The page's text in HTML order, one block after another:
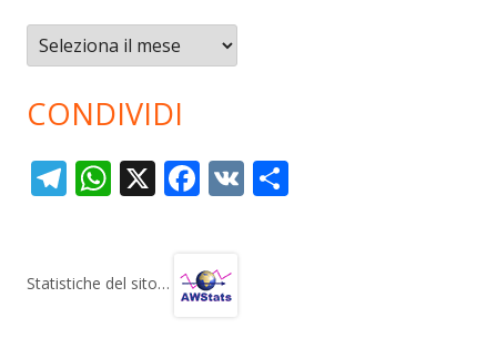
Archivi
CONDIVIDI
T
gr
W
s
X F
b
V
Statistiche del sito…